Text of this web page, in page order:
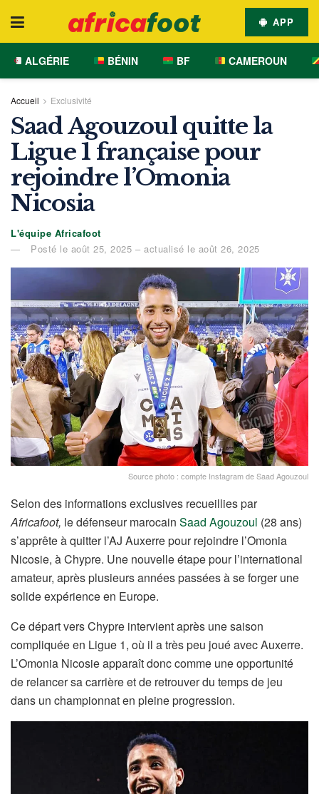
APP
ALGÉRIE BÉNIN BF CAMEROUN
Accueil Exclusivité
Saad Agouzoul quitte la
Ligue 1 française pour
rejoindre l’Omonia
Nicosia
L'équipe Africafoot
Posté le août 25, 2025 – actualisé le août 26, 2025
Source photo : compte Instagram de Saad Agouzoul
Selon des informations exclusives recueillies par
Africafoot, le défenseur marocain Saad Agouzoul (28 ans)
s’apprête à quitter l’AJ Auxerre pour rejoindre l’Omonia
Nicosie, à Chypre. Une nouvelle étape pour l’international
amateur, après plusieurs années passées à se forger une
solide expérience en Europe.
Ce départ vers Chypre intervient après une saison
compliquée en Ligue 1, où il a très peu joué avec Auxerre.
L’Omonia Nicosie apparaît donc comme une opportunité
de relancer sa carrière et de retrouver du temps de jeu
dans un championnat en pleine progression.